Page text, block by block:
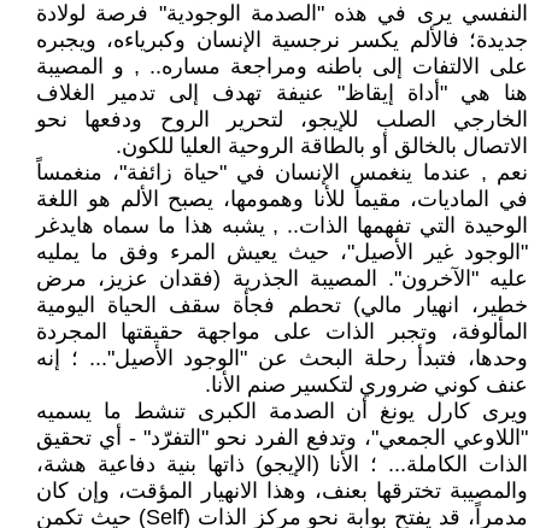
النفسي يرى في هذه "الصدمة الوجودية" فرصة لولادة
جديدة؛ فالألم يكسر نرجسية الإنسان وكبرياءه، ويجبره
على الالتفات إلى باطنه ومراجعة مساره.. , و المصيبة
هنا هي "أداة إيقاظ" عنيفة تهدف إلى تدمير الغلاف
الخارجي الصلب للإيجو، لتحرير الروح ودفعها نحو
الاتصال بالخالق أو بالطاقة الروحية العليا للكون.
نعم , عندما ينغمس الإنسان في "حياة زائفة"، منغمساً
في الماديات، مقيماً للأنا وهمومها، يصبح الألم هو اللغة
الوحيدة التي تفهمها الذات.. , يشبه هذا ما سماه هايدغر
"الوجود غير الأصيل"، حيث يعيش المرء وفق ما يمليه
عليه "الآخرون". المصيبة الجذرية (فقدان عزيز، مرض
خطير، انهيار مالي) تحطم فجأة سقف الحياة اليومية
المألوفة، وتجبر الذات على مواجهة حقيقتها المجردة
وحدها، فتبدأ رحلة البحث عن "الوجود الأصيل"... ؛ إنه
عنف كوني ضروري لتكسير صنم الأنا.
ويرى كارل يونغ أن الصدمة الكبرى تنشط ما يسميه
"اللاوعي الجمعي"، وتدفع الفرد نحو "التفرّد" - أي تحقيق
الذات الكاملة... ؛ الأنا (الإيجو) ذاتها بنية دفاعية هشة،
والمصيبة تخترقها بعنف، وهذا الانهيار المؤقت، وإن كان
مدمراً، قد يفتح بوابة نحو مركز الذات (Self) حيث تكمن